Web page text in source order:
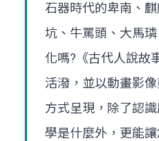
石器時代的卑南、
坑、牛罵頭、大馬
化嗎?《古代人說故
活潑，並以動畫影
方式呈現，除了認
學是什麼外，更能